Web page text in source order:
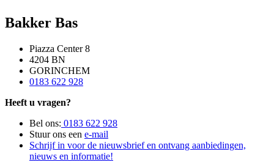
Bakker Bas
Piazza Center 8
4204 BN
GORINCHEM
0183 622 928
Heeft u vragen?
Bel ons: 0183 622 928
Stuur ons een e-mail
Schrijf in voor de nieuwsbrief en ontvang aanbiedingen,
nieuws en informatie!